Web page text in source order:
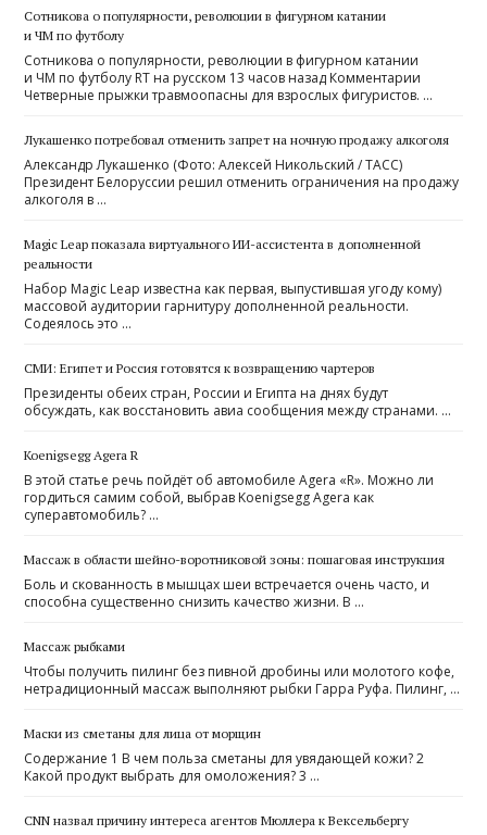
Сотникова о популярности, революции в фигурном катании
и ЧМ по футболу
Сотникова о популярности, революции в фигурном катании
и ЧМ по футболу RT на русском 13 часов назад Комментарии
Четверные прыжки травмоопасны для взрослых фигуристов. …
Лукашенко потребовал отменить запрет на ночную продажу алкоголя
Александр Лукашенко (Фото: Алексей Никольский / ТАСС)
Президент Белоруссии решил отменить ограничения на продажу
алкоголя в …
Magic Leap показала виртуального ИИ-ассистента в дополненной
реальности
Набор Magic Leap известна как первая, выпустившая угоду кому)
массовой аудитории гарнитуру дополненной реальности.
Содеялось это …
СМИ: Египет и Россия готовятся к возвращению чартеров
Президенты обеих стран, России и Египта на днях будут
обсуждать, как восстановить авиа сообщения между странами. …
Koenigsegg Agera R
В этой статье речь пойдёт об автомобиле Agera «R». Можно ли
гордиться самим собой, выбрав Koenigsegg Agera как
суперавтомобиль? …
Массаж в области шейно-воротниковой зоны: пошаговая инструкция
Боль и скованность в мышцах шеи встречается очень часто, и
способна существенно снизить качество жизни. В …
Массаж рыбками
Чтобы получить пилинг без пивной дробины или молотого кофе,
нетрадиционный массаж выполняют рыбки Гарра Руфа. Пилинг, …
Маски из сметаны для лица от морщин
Содержание 1 В чем польза сметаны для увядающей кожи? 2
Какой продукт выбрать для омоложения? 3 …
CNN назвал причину интереса агентов Мюллера к Вексельбергу